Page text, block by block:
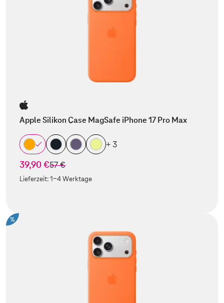
Apple Silikon Case MagSafe iPhone 17 Pro Max
+ 3
39,90 €statt
57 €
Lieferzeit:1-4 Werktage
%